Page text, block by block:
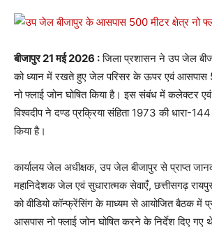
बीजापुर 21 मई 2026 :जिला प्रशासन ने उप जेल
को ध्यान में रखते हुए जेल परिसर के ऊपर एवं आसपास
नो फ्लाई जोन घोषित किया है। इस संबंध में कलेक्टर एवं
विश्वदीप ने दण्ड प्रक्रिया संहिता 1973 की धारा-
किया है।
कार्यालय जेल अधीक्षक, उप जेल बीजापुर से प्राप्त
महानिदेशक जेल एवं सुधारात्मक सेवाएँ, छत्तीसगढ़
को वीडियो कॉन्फ्रेंसिंग के माध्यम से आयोजित बैठक में
आसपास नो फ्लाई जोन घोषित करने के निर्देश दिए गए